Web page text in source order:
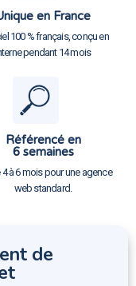
en France
100 % français, conçu en
pendant 14 mois
Référencé en
6 semaines
4 à 6 mois pour une agence
web standard.
de